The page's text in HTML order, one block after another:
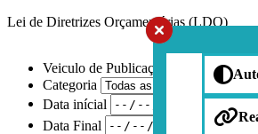
Lei de Diretrizes Orçamentárias (LDO)
Veiculo de Publicação
Categoria
Data inícial
Data Final